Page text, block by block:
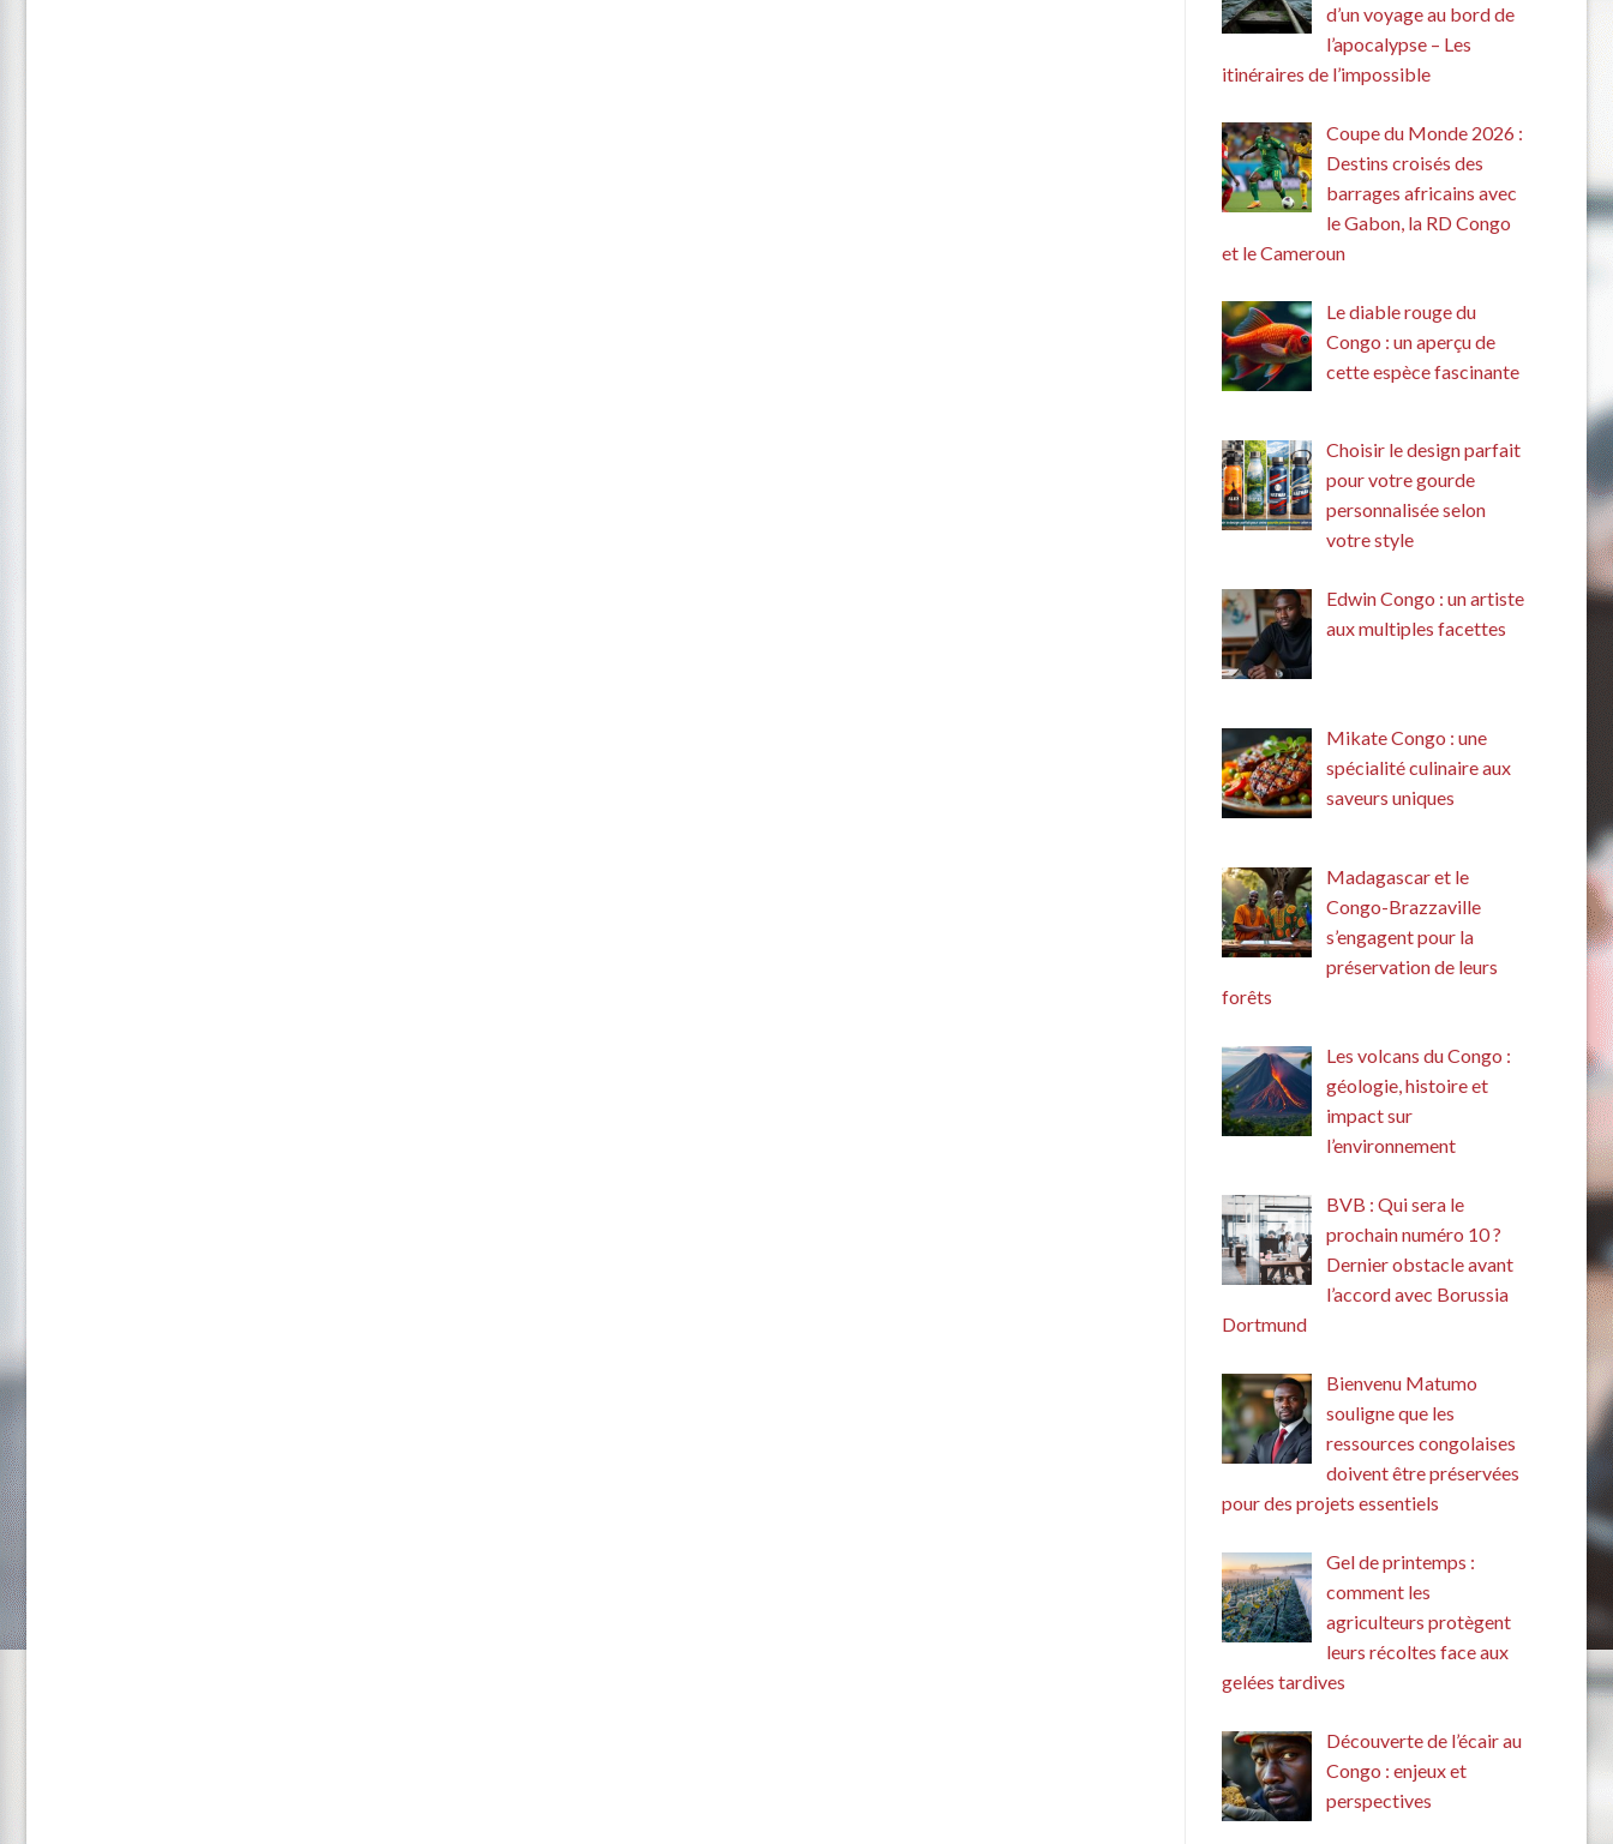
d’un voyage au bord de
l’apocalypse – Les
itinéraires de l’impossible
Coupe du Monde 2026 :
Destins croisés des
barrages africains avec
le Gabon, la RD Congo
et le Cameroun
Le diable rouge du
Congo : un aperçu de
cette espèce fascinante
Choisir le design parfait
pour votre gourde
personnalisée selon
votre style
Edwin Congo : un artiste
aux multiples facettes
Mikate Congo : une
spécialité culinaire aux
saveurs uniques
Madagascar et le
Congo-Brazzaville
s’engagent pour la
préservation de leurs
forêts
Les volcans du Congo :
géologie, histoire et
impact sur
l’environnement
BVB : Qui sera le
prochain numéro 10 ?
Dernier obstacle avant
l’accord avec Borussia
Dortmund
Bienvenu Matumo
souligne que les
ressources congolaises
doivent être préservées
pour des projets essentiels
Gel de printemps :
comment les
agriculteurs protègent
leurs récoltes face aux
gelées tardives
Découverte de l’écair au
Congo : enjeux et
perspectives